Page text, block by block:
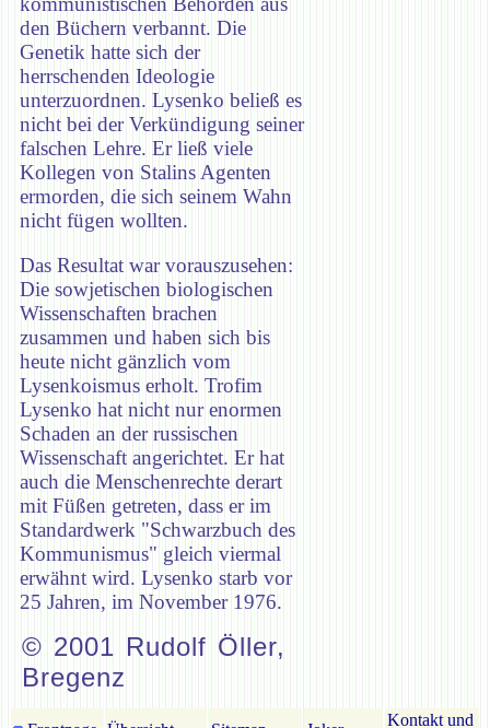
den Büchern verbannt. Die
Genetik hatte sich der
herrschenden Ideologie
unterzuordnen. Lysenko beließ es
nicht bei der Verkündigung seiner
falschen Lehre. Er ließ viele
Kollegen von Stalins Agenten
ermorden, die sich seinem Wahn
nicht fügen wollten.
Das Resultat war vorauszusehen:
Die sowjetischen biologischen
Wissenschaften brachen
zusammen und haben sich bis
heute nicht gänzlich vom
Lysenkoismus erholt. Trofim
Lysenko hat nicht nur enormen
Schaden an der russischen
Wissenschaft angerichtet. Er hat
auch die Menschenrechte derart
mit Füßen getreten, dass er im
Standardwerk "Schwarzbuch des
Kommunismus" gleich viermal
erwähnt wird. Lysenko starb vor
25 Jahren, im November 1976.
© 2001 Rudolf Öller,
Bregenz
Kontakt und